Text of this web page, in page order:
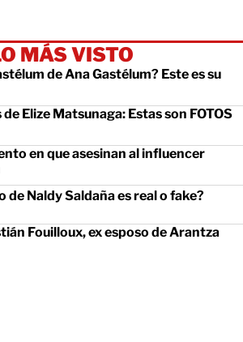
MÁS VISTO
de Ana Gastélum? Este es su
Elize Matsunaga: Estas son FOTOS
en que asesinan al influencer
de Naldy Saldaña es real o fake?
Fouilloux, ex esposo de Arantza